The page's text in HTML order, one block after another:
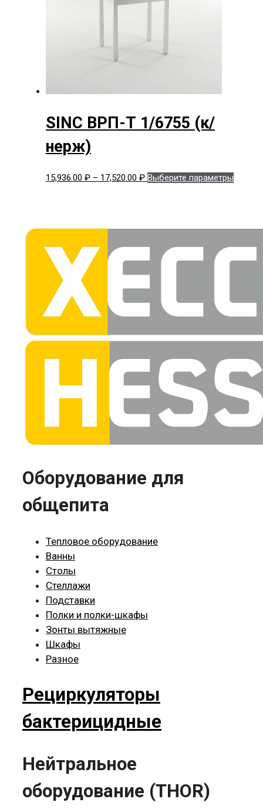
SINC ВРП-Т 1/6755 (к/
нерж)
15,936.00 ₽ – 17,520.00 ₽Диапазон
17,520.00 ₽
Выберите параметры
товара.
Оборудование для
общепита
Тепловое оборудование
Ванны
Столы
Стеллажи
Подставки
Полки и полки-шкафы
Зонты вытяжные
Шкафы
Разное
Рециркуляторы
бактерицидные
Нейтральное
оборудование (THOR)